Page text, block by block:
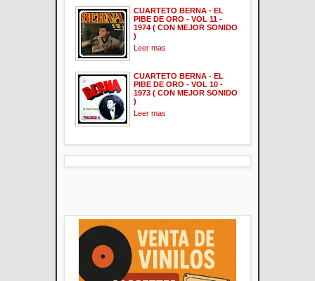
CUARTETO BERNA - EL
PIBE DE ORO - VOL 11 -
1974 ( CON MEJOR SONIDO
)
Leer mas
CUARTETO BERNA - EL
PIBE DE ORO - VOL 10 -
1973 ( CON MEJOR SONIDO
)
Leer mas